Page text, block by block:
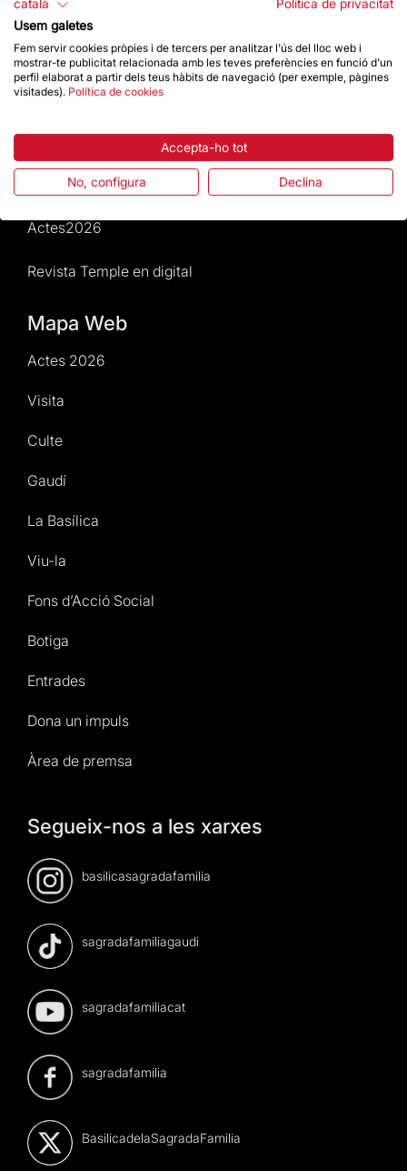
Atenció al Visitant
Normativa i condicions de compra
Notícies i Actualitat
Agenda
Dona un impuls
Actes2026
Revista Temple en digital
Mapa Web
Actes 2026
Visita
Culte
Gaudí
La Basílica
Viu-la
Fons d’Acció Social
Botiga
Entrades
Dona un impuls
Àrea de premsa
Segueix-nos a les xarxes
basilicasagradafamilia
sagradafamiliagaudi
sagradafamiliacat
sagradafamilia
BasilicadelaSagradaFamilia
català
Política de privacitat
Usem galetes
Fem servir cookies pròpies i de tercers per analitzar l'ús del lloc web i
mostrar-te publicitat relacionada amb les teves preferències en funció d'un
perfil elaborat a partir dels teus hàbits de navegació (per exemple, pàgines
visitades). Política de cookies
Accepta-ho tot
No, configura Declina